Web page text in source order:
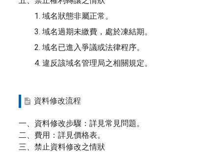
1. 域名狀態非屬正常。
3. 域名過期未繳費，處於凍結期。
2. 域名已進入爭議或法律程序。
4. 違反該域名管理局之相關規定。
資料修改流程
一、資料修改步驟：詳見常見問題。
二、費用：詳見價格表。
三、禁止資料修改之情狀